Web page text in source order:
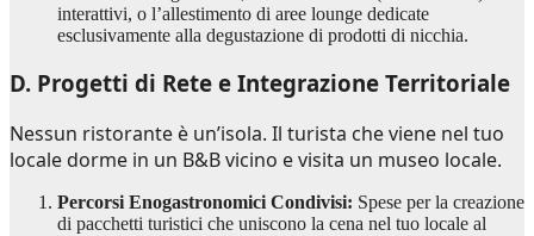
interattivi, o l’allestimento di aree lounge dedicate
esclusivamente alla degustazione di prodotti di nicchia.
D. Progetti di Rete e Integrazione Territoriale
Nessun ristorante è un’isola. Il turista che viene nel tuo
locale dorme in un B&B vicino e visita un museo locale.
Percorsi Enogastronomici Condivisi: Spese per la creazione
di pacchetti turistici che uniscono la cena nel tuo locale al